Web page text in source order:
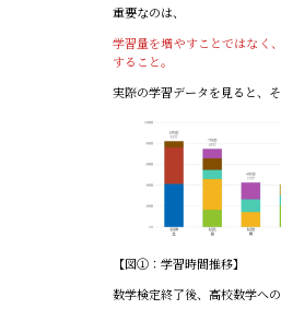
重要なのは、
学習量を増やすことではなく
すること。
実際の学習データを見ると、
【図①：学習時間推移】
数学検定終了後、高校数学へ